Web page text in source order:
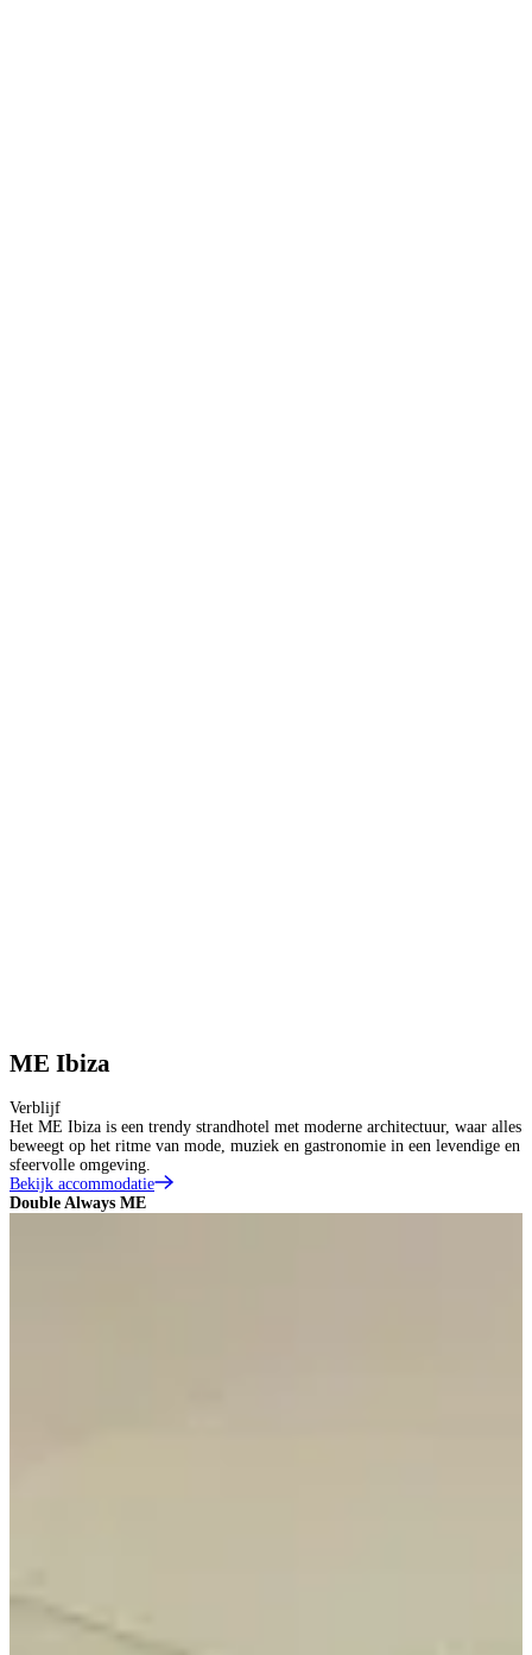
ME Ibiza
Verblijf
Het ME Ibiza is een trendy strandhotel met moderne architectuur, waar alles
beweegt op het ritme van mode, muziek en gastronomie in een levendige en
sfeervolle omgeving.
Bekijk accommodatie
Double Always ME